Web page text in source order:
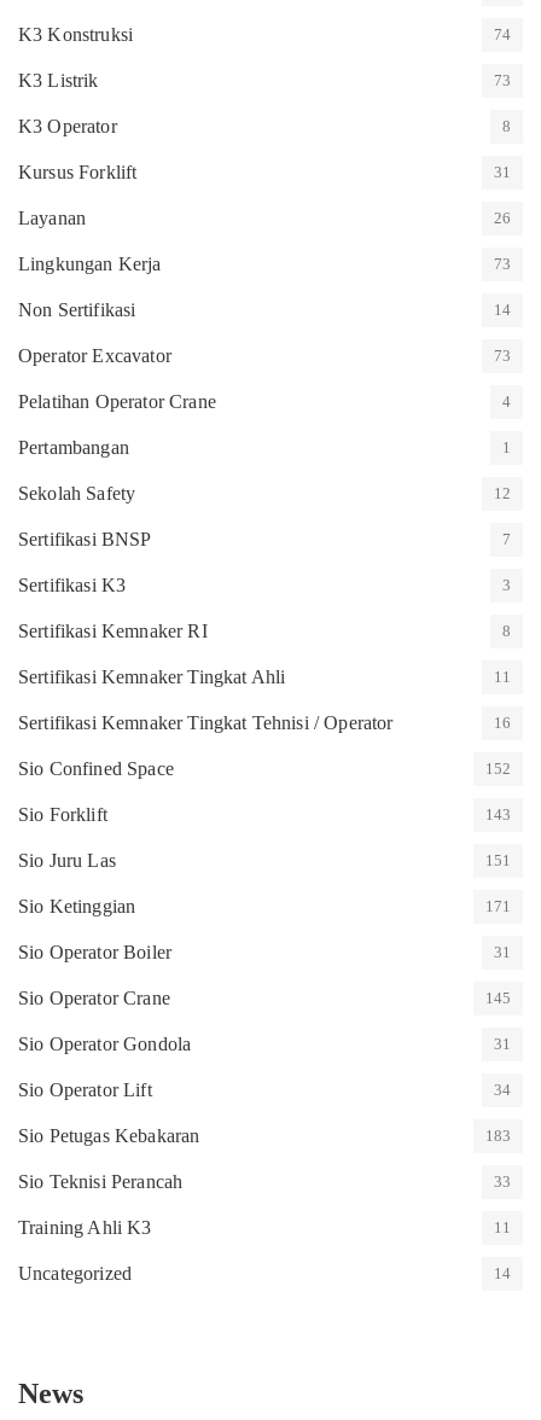
K3 Konstruksi 74
K3 Listrik 73
K3 Operator 8
Kursus Forklift 31
Layanan 26
Lingkungan Kerja 73
Non Sertifikasi 14
Operator Excavator 73
Pelatihan Operator Crane 4
Pertambangan 1
Sekolah Safety 12
Sertifikasi BNSP 7
Sertifikasi K3 3
Sertifikasi Kemnaker RI 8
Sertifikasi Kemnaker Tingkat Ahli 11
Sertifikasi Kemnaker Tingkat Tehnisi / Operator 16
Sio Confined Space 152
Sio Forklift 143
Sio Juru Las 151
Sio Ketinggian 171
Sio Operator Boiler 31
Sio Operator Crane 145
Sio Operator Gondola 31
Sio Operator Lift 34
Sio Petugas Kebakaran 183
Sio Teknisi Perancah 33
Training Ahli K3 11
Uncategorized 14
News